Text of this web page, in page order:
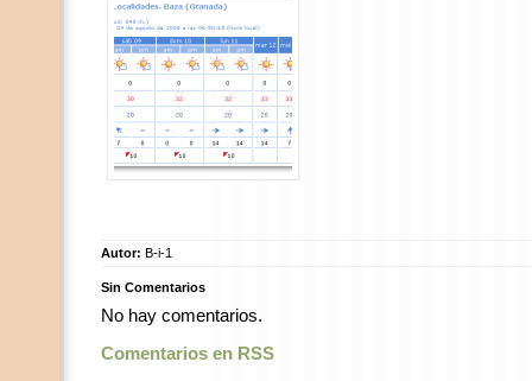
Autor: B-i-1
Sin Comentarios
No hay comentarios.
Comentarios en RSS